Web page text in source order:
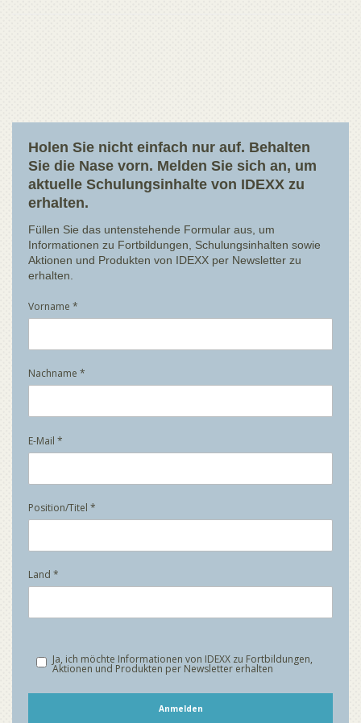
Holen Sie nicht einfach nur auf. Behalten
Sie die Nase vorn. Melden Sie sich an, um
aktuelle Schulungsinhalte von IDEXX zu
erhalten.